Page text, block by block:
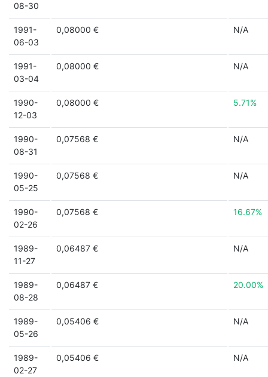
08-30
1991-
06-03
0,08000 € N/A
1991-
03-04
0,08000 € N/A
1990-
12-03
0,08000 € 5.71%
1990-
08-31
0,07568 € N/A
1990-
05-25
0,07568 € N/A
1990-
02-26
0,07568 € 16.67%
1989-
11-27
0,06487 € N/A
1989-
08-28
0,06487 € 20.00%
1989-
05-26
0,05406 € N/A
1989-
02-27
0,05406 € N/A